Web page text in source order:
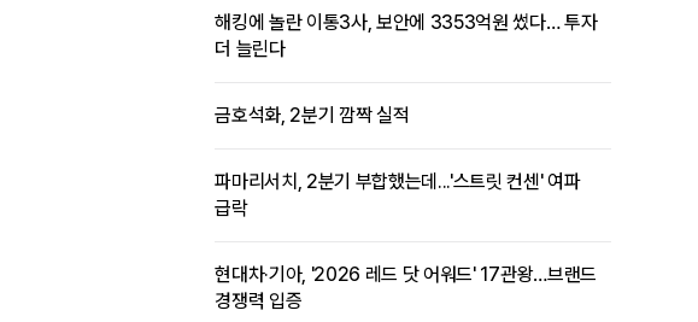
해킹에 놀란 이통3사, 보안에 3353억원 썼다… 투자
더 늘린다
금호석화, 2분기 깜짝 실적
파마리서치, 2분기 부합했는데...'스트릿 컨센' 여파
급락
현대차·기아, '2026 레드 닷 어워드' 17관왕…브랜드
경쟁력 입증